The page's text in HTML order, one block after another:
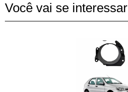
Você vai se interessar